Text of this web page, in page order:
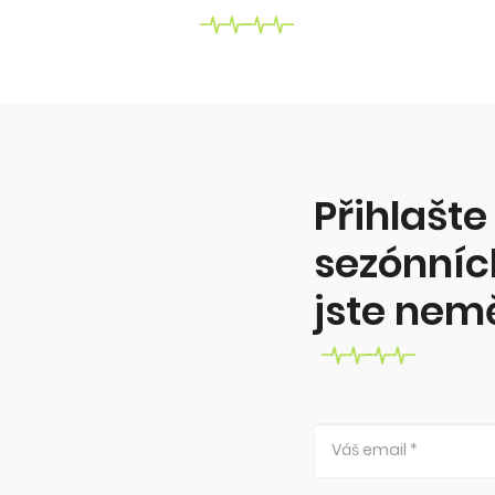
Máte dobrý pitný režim?
jste